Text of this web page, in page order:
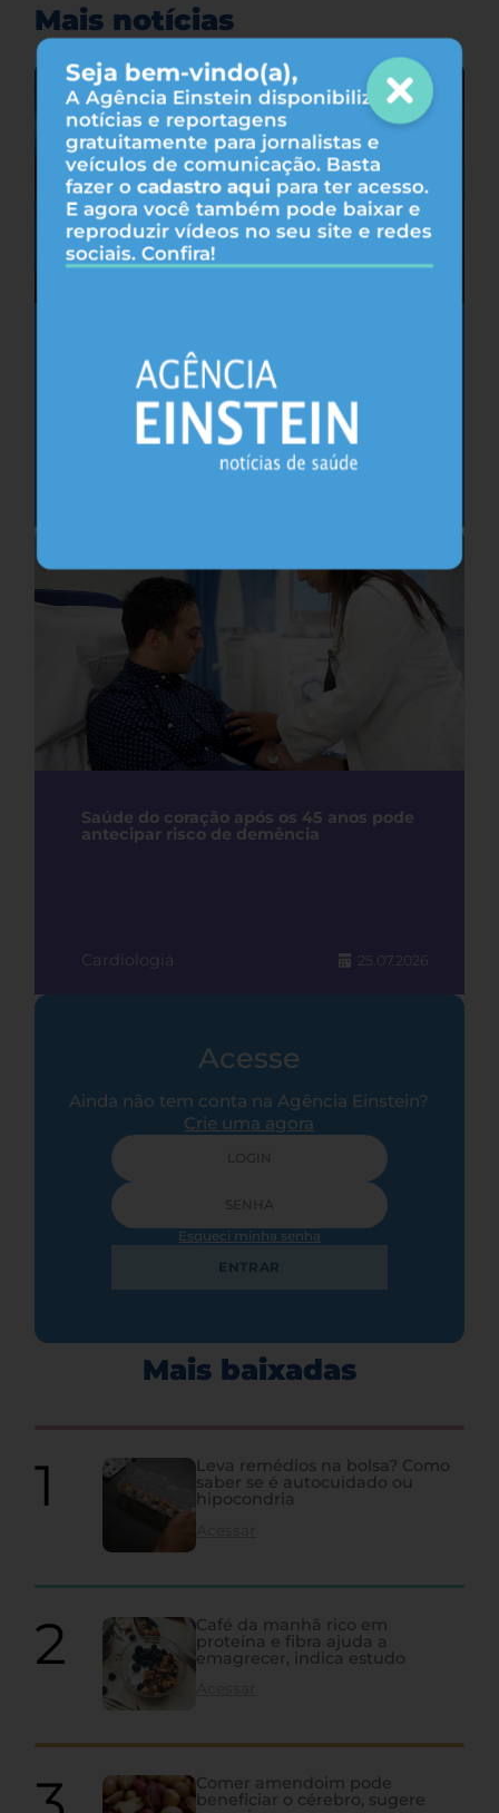
Seja bem-vindo(a),
A Agência Einstein disponibiliza
notícias e reportagens
gratuitamente para jornalistas e
veículos de comunicação. Basta
fazer o cadastro aqui para ter acesso.
E agora você também pode baixar e
reproduzir vídeos no seu site e redes
sociais. Confira!
Mais notícias
Cafeína pode ajudar na memória após
privação do sono, sugere estudo
Saúde do coração após os 45 anos pode
antecipar risco de demência
Cardiologia 25.07.2026
Acesse
Ainda não tem conta na Agência Einstein?
Crie uma agora
Esqueci minha senha
ENTRAR
Mais baixadas
Leva remédios na bolsa? Como
saber se é autocuidado ou
hipocondria
Café da manhã rico em
proteína e fibra ajuda a
emagrecer, indica estudo
Comer amendoim pode
beneficiar o cérebro, sugere